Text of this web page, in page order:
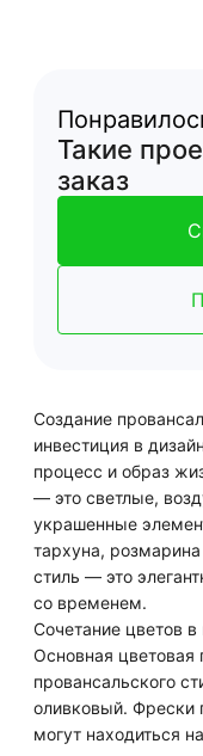
Такие
заказ
Создание
инвестиция в
процесс и образ
— это светлые,
украшенные
тархуна,
стиль — это
со временем.
Сочетание цветов
Основная
провансальского
оливковый. Фрески
могут находиться